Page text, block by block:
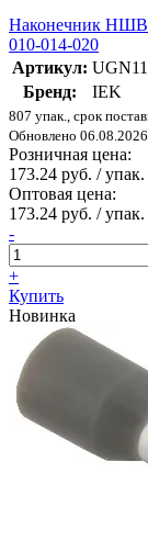
Наконечник
010-014-020
Артикул:
Бренд:
IEK
807 упак., срок
Обновлено 06.08.2026
Розничная цена:
173.24 руб. / упак.
Оптовая цена:
173.24 руб. / упак.
-
+
Купить
Новинка